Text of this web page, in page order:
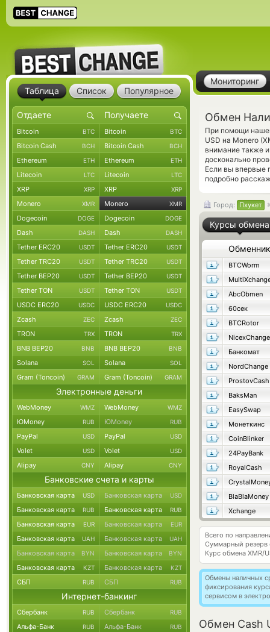
Мониторинг
Обмен
При помощи
USD на Monero
внимание также
досконально
Если вы впервые
подробно
Город: Пхукет
Курсы обмена
Обменник
BTCWorm
AbcObmen
60сек
BTCRotor
Банкомат
NordChange
ProstovCash
BaksMan
EasySwap
Монеткинс
CoinBlinker
24PayBank
RoyalCash
BlaBlaMoney
Xchange
Всего по
Суммарный резерв
Курс обмена XMR/
Обмены наличных
фиксирования
сервисом в
Обмен Cash
Таблица Список Популярное
Bitcoin BTC Bitcoin BTC
Bitcoin Cash BCH Bitcoin Cash BCH
Ethereum ETH Ethereum ETH
Litecoin LTC Litecoin LTC
XRP XRP XRP XRP
Monero XMR Monero XMR
Dogecoin DOGE Dogecoin DOGE
Dash DASH Dash DASH
Tether ERC20 USDT Tether ERC20 USDT
Tether TRC20 USDT Tether TRC20 USDT
Tether BEP20 USDT Tether BEP20 USDT
Tether TON USDT Tether TON USDT
USDC ERC20 USDC USDC ERC20 USDC
Zcash ZEC Zcash ZEC
TRON TRX TRON TRX
BNB BEP20 BNB BNB BEP20 BNB
Solana SOL Solana SOL
Gram (Toncoin) GRAM Gram (Toncoin) GRAM
Электронные деньги
WebMoney WMZ WebMoney WMZ
ЮMoney RUB ЮMoney RUB
PayPal USD PayPal USD
Volet USD Volet USD
Alipay CNY Alipay CNY
Банковские счета и карты
Банковская карта USD Банковская карта USD
Банковская карта RUB Банковская карта RUB
Банковская карта EUR Банковская карта EUR
Банковская карта UAH Банковская карта UAH
Банковская карта BYN Банковская карта BYN
Банковская карта KZT Банковская карта KZT
СБП RUB СБП RUB
Интернет-банкинг
Сбербанк RUB Сбербанк RUB
Альфа-Банк RUB Альфа-Банк RUB